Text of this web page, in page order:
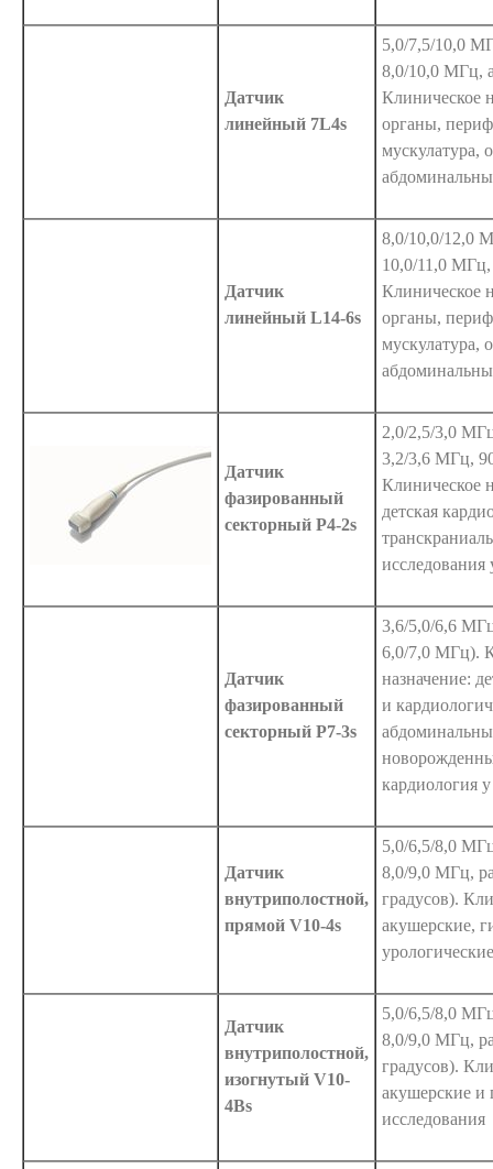
Датчик
линейный 7L4s
5,0/7,5/10,0
8,0/10,0 МГц,
Клиническое
органы,
мускулатура,
Датчик
линейный L14-6s
8,0/10,0/12,0
10,0/11,0 МГц,
Клиническое
органы,
мускулатура,
Датчик
фазированный
секторный P4-2s
2,0/2,5/3,0
3,2/3,6 МГц,
Клиническое
детская
исследования
Датчик
фазированный
секторный P7-3s
3,6/5,0/6,6
6,0/7,0 МГц).
назначение:
и
кардиология
Датчик
внутриполостной,
прямой V10-4s
5,0/6,5/8,0
8,0/9,0 МГц,
градусов).
акушерские,
Датчик
внутриполостной,
изогнутый V10-
4Bs
5,0/6,5/8,0
8,0/9,0 МГц,
градусов).
акушерские и
исследования